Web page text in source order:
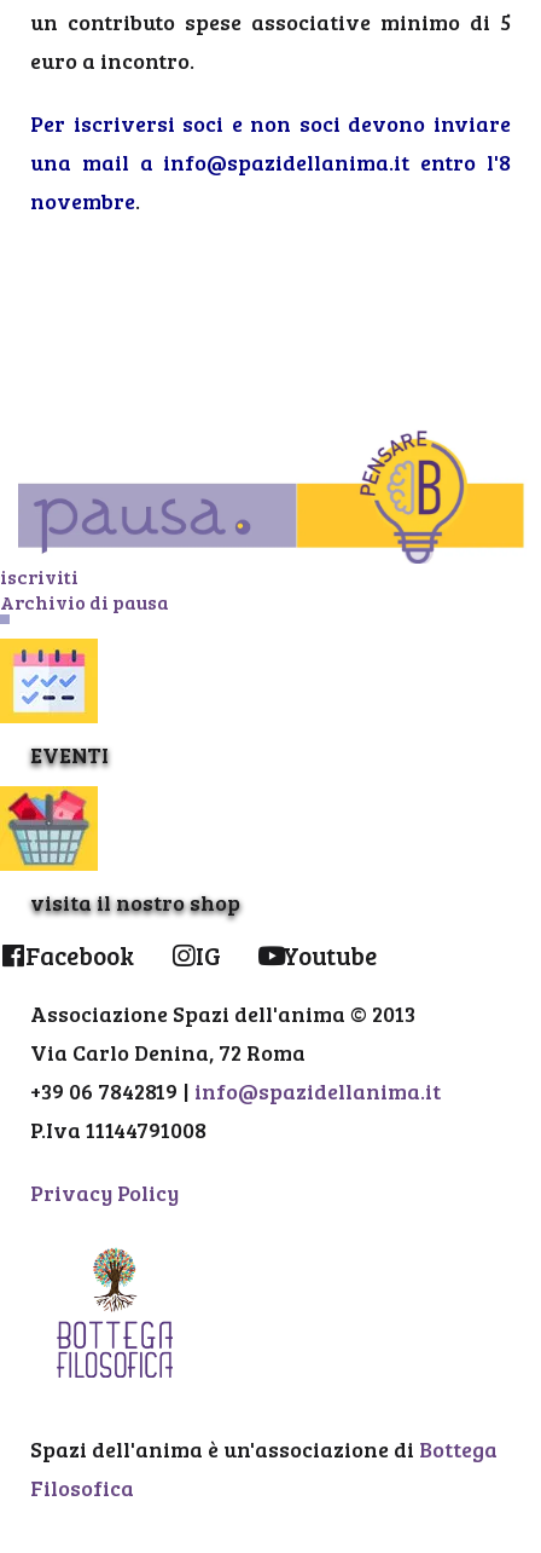
un contributo spese associative minimo di 5
euro a incontro.
Per iscriversi soci e non soci devono inviare
una mail a info@spazidellanima.it entro l'8
novembre.
iscriviti
Archivio di pausa
EVENTI
visita il nostro shop
Facebook IG Youtube
Associazione Spazi dell'anima © 2013
Via Carlo Denina, 72 Roma
+39 06 7842819 | info@spazidellanima.it
P.Iva 11144791008
Privacy Policy
Spazi dell'anima è un'associazione di Bottega
Filosofica